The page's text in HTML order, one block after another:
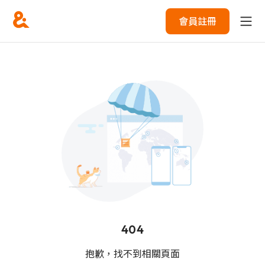
會員註冊
404
抱歉，找不到相關頁面